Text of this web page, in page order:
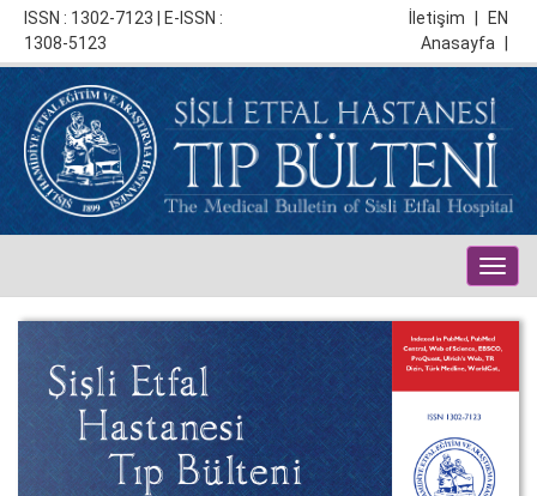
ISSN : 1302-7123 | E-ISSN :
1308-5123
EN
İletişim
Anasayfa